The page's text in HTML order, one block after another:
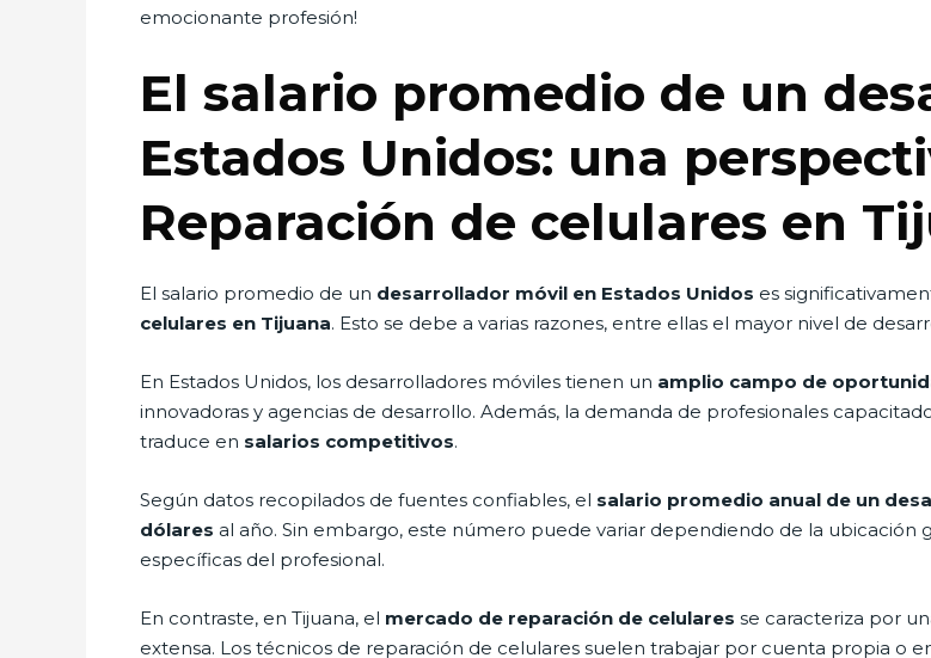
emocionante profesión!
El salario promedio de un
Estados Unidos: una
Reparación de celulares en
El salario promedio de un desarrollador móvil en Estados Unidos es
celulares en Tijuana. Esto se debe a varias razones, entre ellas el mayor nivel de
En Estados Unidos, los desarrolladores móviles tienen un amplio campo de
innovadoras y agencias de desarrollo. Además, la demanda de profesionales
traduce en salarios competitivos.
Según datos recopilados de fuentes confiables, el salario promedio anual de un
dólares al año. Sin embargo, este número puede variar dependiendo de la ubicación
específicas del profesional.
En contraste, en Tijuana, el mercado de reparación de celulares se caracteriza por
extensa. Los técnicos de reparación de celulares suelen trabajar por cuenta propia o